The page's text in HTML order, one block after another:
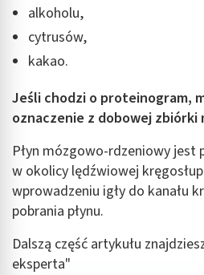
alkoholu,
cytrusów,
kakao.
Jeśli chodzi o proteinogram,
oznaczenie z dobowej zbiórki
Płyn mózgowo-rdzeniowy jest
w okolicy lędźwiowej
wprowadzeniu igły do kanału
pobrania płynu.
Dalszą część artykułu
eksperta"